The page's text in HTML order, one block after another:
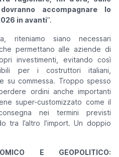
accompagnare lo
in avanti”.
riteniamo siano necessari
permettano alle aziende di
investimenti, evitando così
per i costruttori italiani,
su commessa. Troppo spesso
ordini anche importanti
super-customizzato come il
nei termini previsti
tra l’altro l’import. Un doppio
E GEOPOLITICO: